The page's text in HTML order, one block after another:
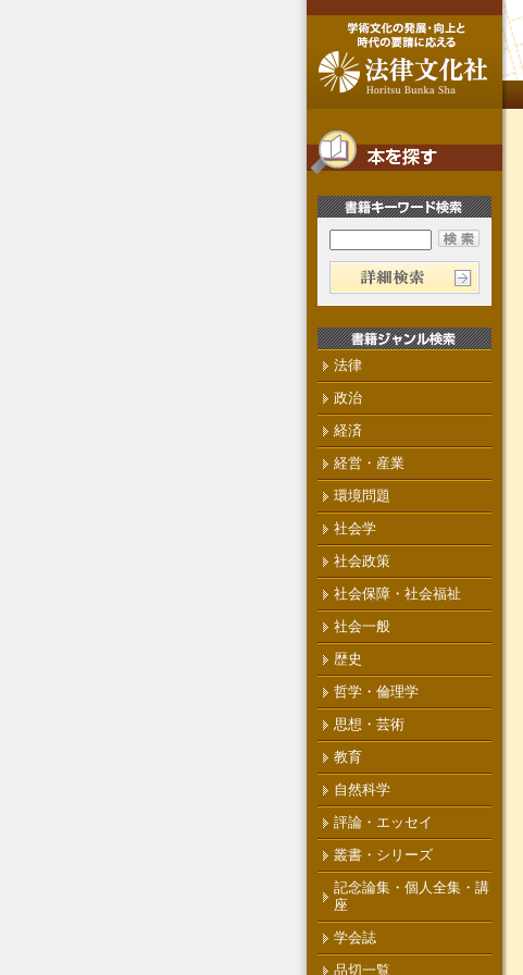
法律
政治
経済
経営・産業
環境問題
社会学
社会政策
社会保障・社会福祉
社会一般
歴史
哲学・倫理学
思想・芸術
教育
自然科学
評論・エッセイ
叢書・シリーズ
記念論集・個人全集・講
座
学会誌
品切一覧